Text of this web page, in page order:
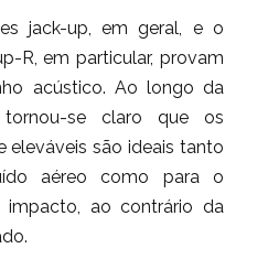
jack-up, em geral, e o
R, em particular, provam
acústico. Ao longo da
se claro que os
eleváveis são ideais tanto
aéreo como para o
ao contrário da